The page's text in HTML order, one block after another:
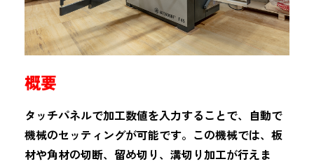
概要
タッチパネルで加工数値を入力することで、自動で
機械のセッティングが可能です。この機械では、板
材や角材の切断、留め切り、溝切り加工が行えま